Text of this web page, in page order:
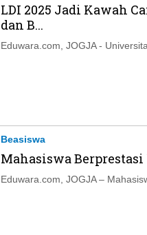
LDI 2025 Jadi Kawah
dan B...
Eduwara.com, JOGJA -
Beasiswa
Mahasiswa
Eduwara.com, JOGJA –